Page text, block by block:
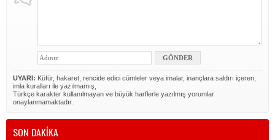
UYARI: Küfür, hakaret, rencide edici cümleler veya imalar, inançlara saldırı içeren,
imla kuralları ile yazılmamış,
Türkçe karakter kullanılmayan ve büyük harflerle yazılmış yorumlar
onaylanmamaktadır.
SON DAKİKA